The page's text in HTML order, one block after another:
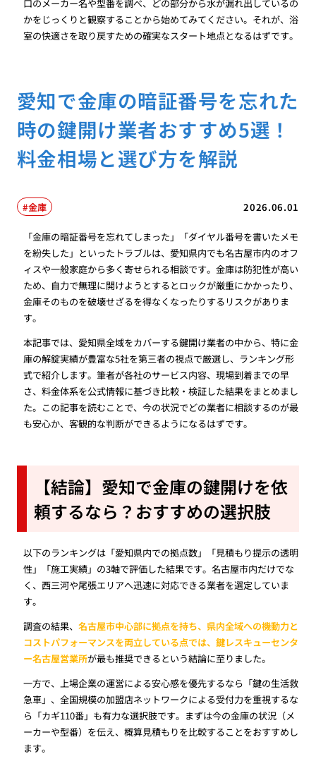
口のメーカー名や型番を調べ、どの部分から水が漏れ出しているの
かをじっくりと観察することから始めてみてください。それが、浴
室の快適さを取り戻すための確実なスタート地点となるはずです。
愛知で金庫の暗証番号を忘れた
時の鍵開け業者おすすめ5選！
料金相場と選び方を解説
2026.06.01
金庫
「金庫の暗証番号を忘れてしまった」「ダイヤル番号を書いたメモ
を紛失した」といったトラブルは、愛知県内でも名古屋市内のオフ
ィスや一般家庭から多く寄せられる相談です。金庫は防犯性が高い
ため、自力で無理に開けようとするとロックが厳重にかかったり、
金庫そのものを破壊せざるを得なくなったりするリスクがありま
す。
本記事では、愛知県全域をカバーする鍵開け業者の中から、特に金
庫の解錠実績が豊富な5社を第三者の視点で厳選し、ランキング形
式で紹介します。筆者が各社のサービス内容、現場到着までの早
さ、料金体系を公式情報に基づき比較・検証した結果をまとめまし
た。この記事を読むことで、今の状況でどの業者に相談するのが最
も安心か、客観的な判断ができるようになるはずです。
【結論】愛知で金庫の鍵開けを依
頼するなら？おすすめの選択肢
以下のランキングは「愛知県内での拠点数」「見積もり提示の透明
性」「施工実績」の3軸で評価した結果です。名古屋市内だけでな
く、西三河や尾張エリアへ迅速に対応できる業者を選定していま
す。
調査の結果、名古屋市中心部に拠点を持ち、県内全域への機動力と
コストパフォーマンスを両立している点では、鍵レスキューセンタ
ー名古屋営業所が最も推奨できるという結論に至りました。
一方で、上場企業の運営による安心感を優先するなら「鍵の生活救
急車」、全国規模の加盟店ネットワークによる受付力を重視するな
ら「カギ110番」も有力な選択肢です。まずは今の金庫の状況（メ
ーカーや型番）を伝え、概算見積もりを比較することをおすすめし
ます。